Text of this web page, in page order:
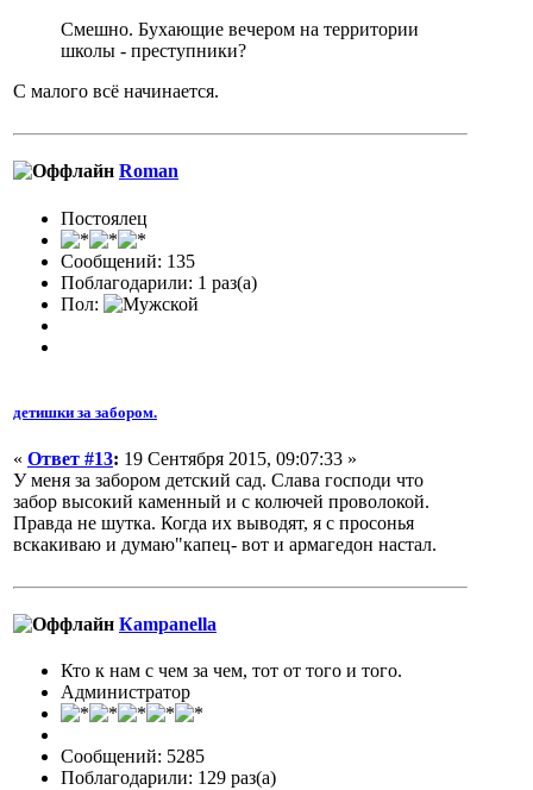
Смешно. Бухающие вечером на территории
школы - преступники?
С малого всё начинается.
Roman
Постоялец
Сообщений: 135
Поблагодарили: 1 раз(а)
Пол:
детишки за забором.
« Ответ #13: 19 Сентября 2015, 09:07:33 »
У меня за забором детский сад. Слава господи что
забор высокий каменный и с колючей проволокой.
Правда не шутка. Когда их выводят, я с просонья
вскакиваю и думаю"капец- вот и армагедон настал.
Кampanella
Кто к нам с чем за чем, тот от того и того.
Администратор
Сообщений: 5285
Поблагодарили: 129 раз(а)